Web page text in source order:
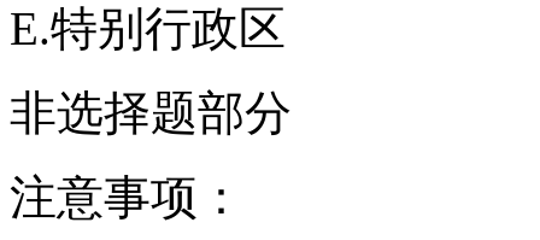
E.特别行政区
非选择题部分
注意事项：